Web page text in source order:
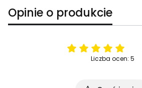
Opinie o produkcie
Liczba ocen: 5